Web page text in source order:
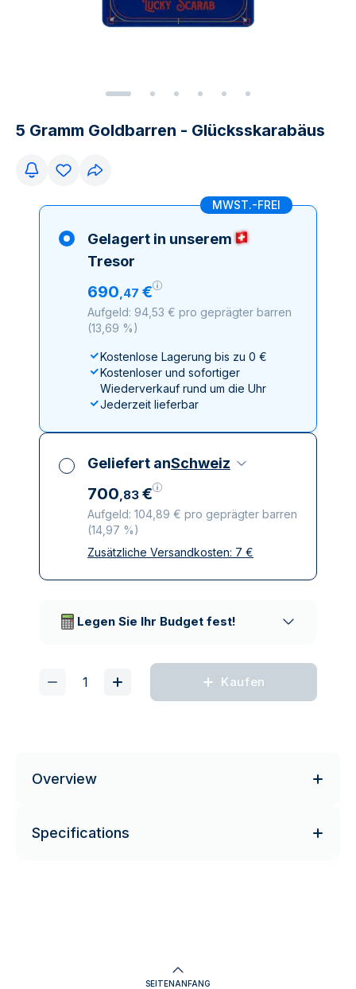
5 Gramm Goldbarren - Glücksskarabäus
MWST.-FREI
Gelagert in unserem
Tresor
690,47 €
Aufgeld: 94,53 € pro geprägter barren
(13,69 %)
Kostenlose Lagerung bis zu 0 €
Kostenloser und sofortiger
Wiederverkauf rund um die Uhr
Jederzeit lieferbar
Geliefert anSchweiz
700,83 €
Aufgeld: 104,89 € pro geprägter barren
(14,97 %)
Alle Steuern inbegriffen
Zusätzliche Versandkosten: 7 €
Legen Sie Ihr Budget fest!
Kaufen
Overview
Specifications
SEITENANFANG